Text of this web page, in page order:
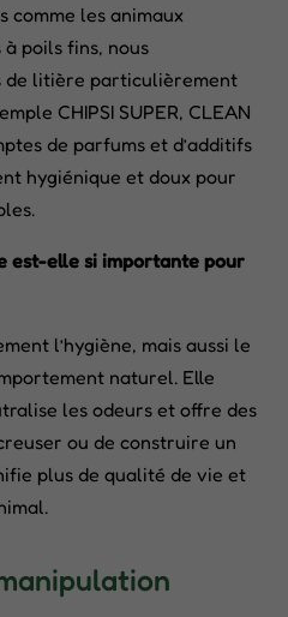
comme les animaux
poils fins, nous
de litière particulièrement
CHIPSI SUPER, CLEAN
de parfums et d’additifs
hygiénique et doux pour
est-elle si importante pour
l’hygiène, mais aussi le
naturel. Elle
les odeurs et offre des
ou de construire un
plus de qualité de vie et